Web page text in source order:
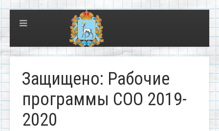
Защищено: Рабочие
программы СОО 2019-
2020